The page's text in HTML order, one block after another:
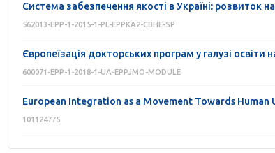
Система забезпечення якості в Україні: розвиток
562013-EPP-1-2015-1-PL-EPPKA2-CBHE-SP
Європеїзація докторських програм у галузі
600071-EPP-1-2018-1-UA-EPPJMO-MODULE
European Integration as a Movement Towards Human
101124775